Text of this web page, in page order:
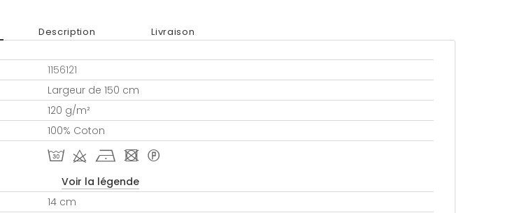
Description Livraison
1156121
Largeur de 150 cm
120 g/m²
100% Coton
T d h - *
Voir la légende
14 cm